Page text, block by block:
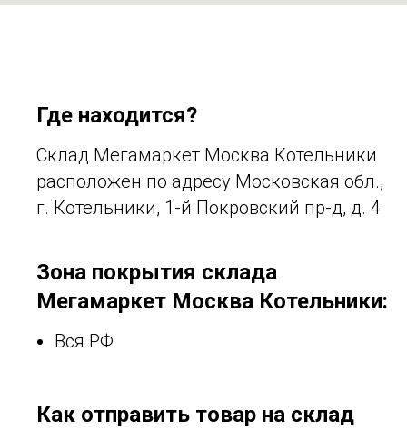
Где находится?
Склад Мегамаркет Москва Котельники
расположен по адресу Московская обл.,
г. Котельники, 1-й Покровский пр-д, д. 4
Зона покрытия склада
Мегамаркет Москва Котельники:
Вся РФ
Как отправить товар на склад